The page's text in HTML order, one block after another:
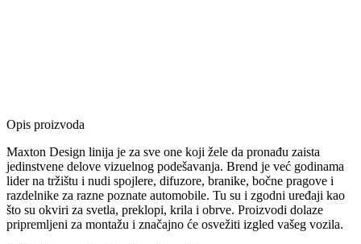
Opis proizvoda
Maxton Design linija je za sve one koji žele da pronađu zaista
jedinstvene delove vizuelnog podešavanja. Brend je već godinama
lider na tržištu i nudi spojlere, difuzore, branike, bočne pragove i
razdelnike za razne poznate automobile. Tu su i zgodni uređaji kao
što su okviri za svetla, preklopi, krila i obrve. Proizvodi dolaze
pripremljeni za montažu i značajno će osvežiti izgled vašeg vozila.